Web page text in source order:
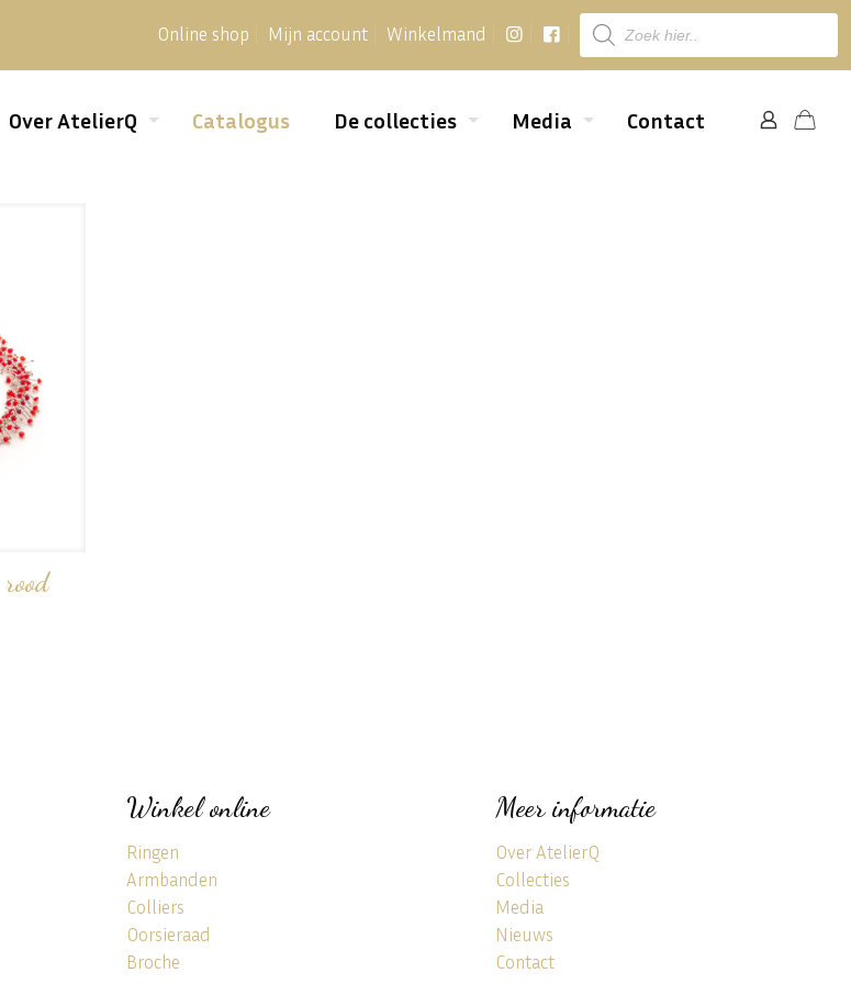
Online shop Mijn account Winkelmand
Producten
zoeken
Over AtelierQ Catalogus De collecties Media Contact
Winkel online
Ringen
Armbanden
Colliers
Oorsieraad
Broche
Meer informatie
Over AtelierQ
Collecties
Media
Nieuws
Contact